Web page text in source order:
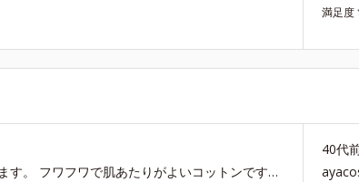
満足度
送料の調整などに、手軽に買えて必ず使うものなので重宝しています。 フワフワで肌あたりがよいコットンです。 ただ、毛羽立ちやすいのが難点
40代